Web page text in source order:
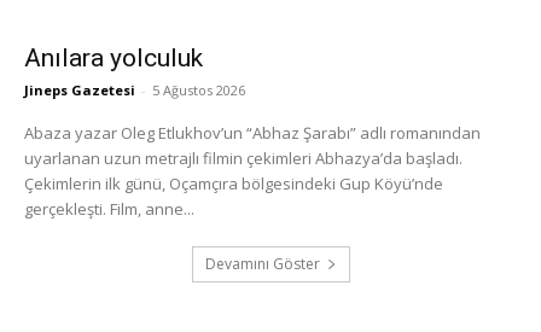
Anılara yolculuk
Jineps Gazetesi - 5 Ağustos 2026
Abaza yazar Oleg Etlukhov’un “Abhaz Şarabı” adlı romanından
uyarlanan uzun metrajlı filmin çekimleri Abhazya’da başladı.
Çekimlerin ilk günü, Oçamçıra bölgesindeki Gup Köyü’nde
gerçekleşti. Film, anne...
Devamını Göster